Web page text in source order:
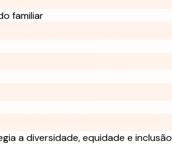
familiar
a diversidade, equidade e inclusão